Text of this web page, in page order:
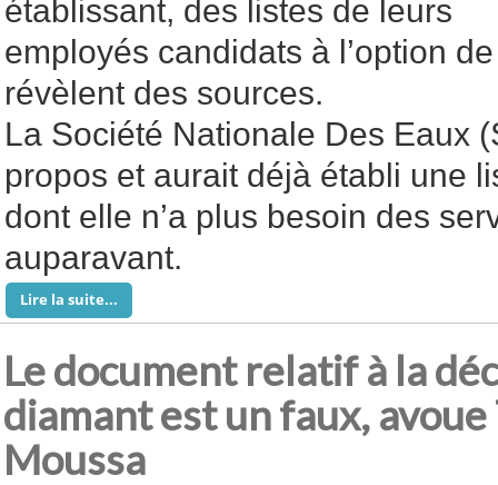
établissant, des listes de leurs
employés candidats à l’option
révèlent des sources.
La Société Nationale Des Eaux
propos et aurait déjà établi une
dont elle n’a plus besoin des
auparavant.
Lire la suite...
Le document relatif à la
diamant est un faux,
Moussa